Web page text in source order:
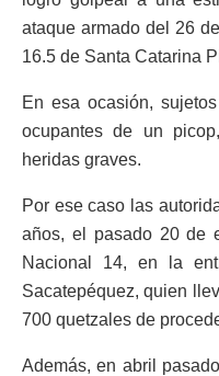
ataque armado del 26
16.5 de Santa Catarina
En esa ocasión,
ocupantes de un
heridas graves.
Por ese caso las
años, el pasado 20 de
Nacional 14, en la
Sacatepéquez, quien
700 quetzales de
Además, en abril